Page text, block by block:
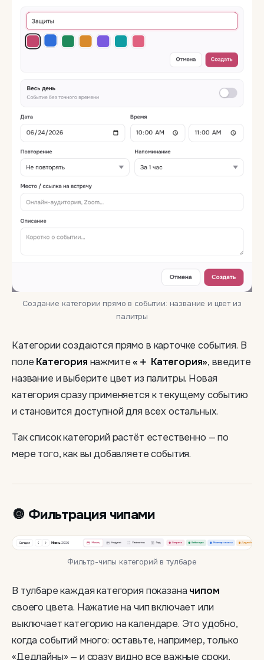
Создание категории прямо в событии: название и цвет из
палитры
Категории создаются прямо в карточке события. В
поле Категория нажмите«＋ Категория», введите
название и выберите цвет из палитры. Новая
категория сразу применяется к текущему событию
и становится доступной для всех остальных.
Так список категорий растёт естественно — по
мере того, как вы добавляете события.
🔘 Фильтрация чипами
Фильтр-чипы категорий в тулбаре
В тулбаре каждая категория показаначипом
своего цвета. Нажатие на чип включает или
выключает категорию на календаре. Это удобно,
когда событий много: оставьте, например, только
«Дедлайны» — и сразу видно все важные сроки,